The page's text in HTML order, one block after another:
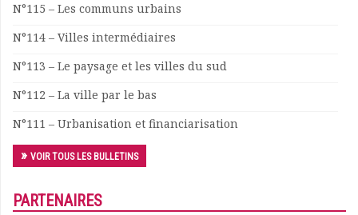
N°115 – Les communs urbains
N°114 – Villes intermédiaires
N°113 – Le paysage et les villes du sud
N°112 – La ville par le bas
N°111 – Urbanisation et financiarisation
VOIR TOUS LES BULLETINS
PARTENAIRES